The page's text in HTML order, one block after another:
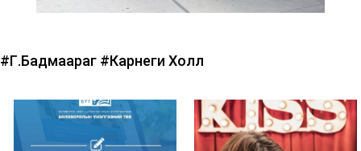
#Г.Бадмаараг #Карнеги Холл